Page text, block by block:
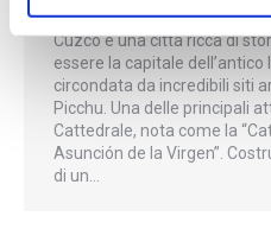
Cuzco è una città ricca di
essere la capitale dell’antico
circondata da incredibili siti
Picchu. Una delle principali
Cattedrale, nota come la
Asunción de la Virgen”.
di un…